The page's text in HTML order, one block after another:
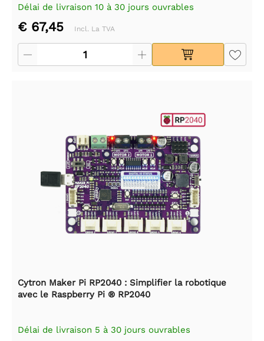
Délai de livraison 10 à 30 jours ouvrables
€ 67,45 Incl. La TVA
Cytron Maker Pi RP2040 : Simplifier la robotique
avec le Raspberry Pi ® RP2040
Délai de livraison 5 à 30 jours ouvrables